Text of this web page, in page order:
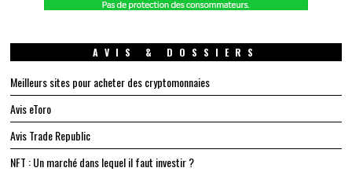
AVIS & DOSSIERS
Meilleurs sites pour acheter des cryptomonnaies
Avis eToro
Avis Trade Republic
NFT : Un marché dans lequel il faut investir ?